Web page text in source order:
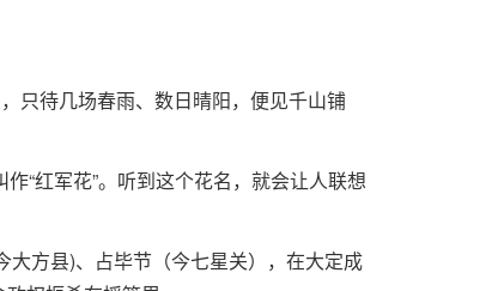
只待几场春雨、数日晴阳，便见千山铺
“红军花”。听到这个花名，就会让人联想
方县)、占毕节（今七星关），在大定成